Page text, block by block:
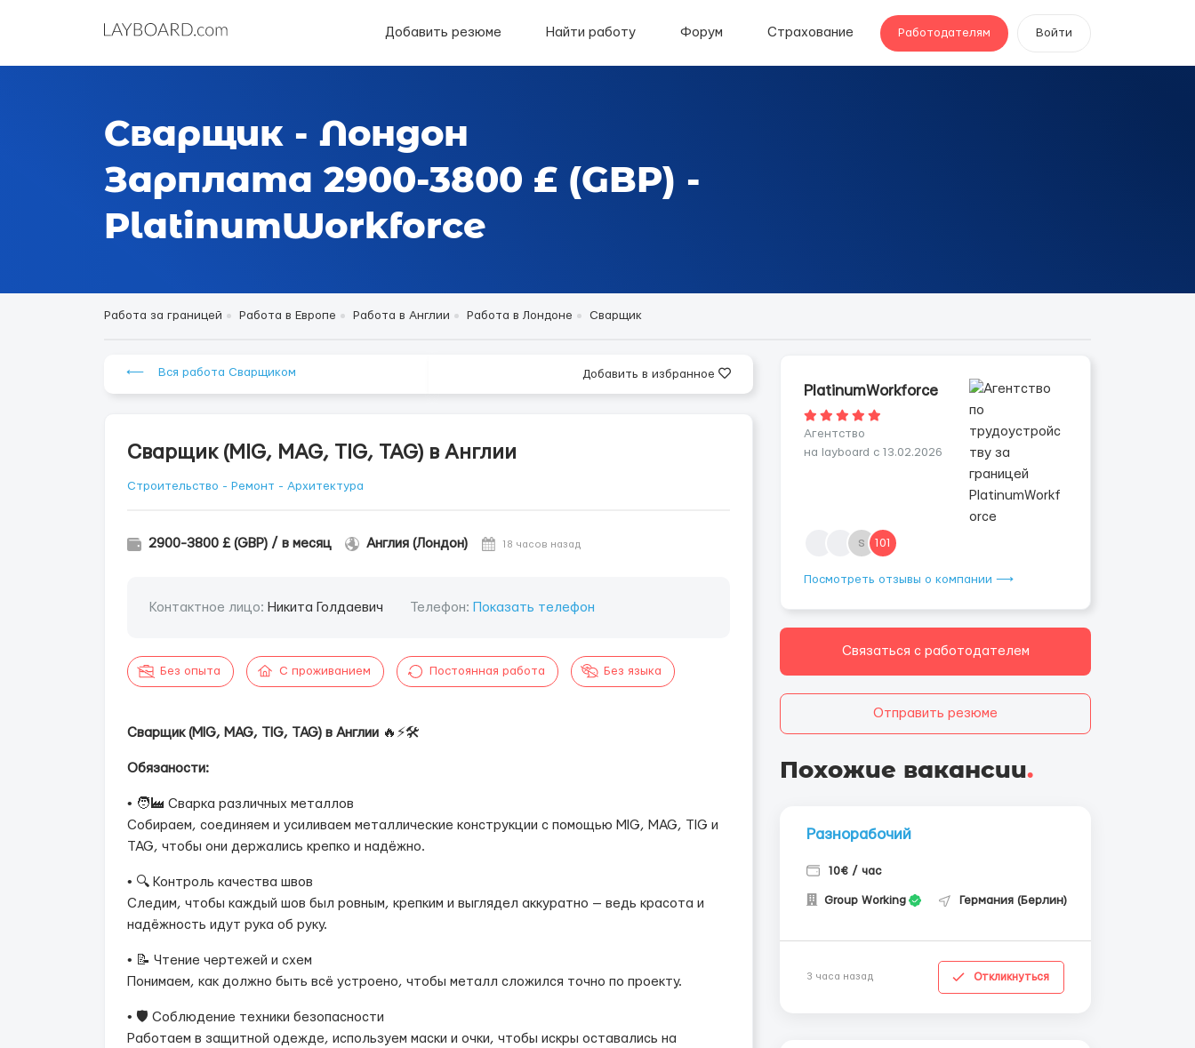
Добавить резюме Найти работу Форум Страхование Работодателям Войти
Сварщик - Лондон
Зарплата 2900-3800 £ (GBP) -
PlatinumWorkforce
Работа за границей Работа в Европе Работа в Англии Работа в Лондоне Сварщик
⟵ Вся работа Сварщиком Добавить в избранное
Сварщик (MIG, MAG, TIG, TAG) в Англии
Строительство - Ремонт - Архитектура
2900-3800 £ (GBP) / в месяц Англия (Лондон) 18 часов назад
Контактное лицо: Никита Голдаевич Телефон: Показать телефон
Без опыта С проживанием Постоянная работа Без языка
Сварщик (MIG, MAG, TIG, TAG) в Англии 🔥⚡🛠️
Обязаности:
• 🧑‍🏭 Сварка различных металлов
Собираем, соединяем и усиливаем металлические конструкции с помощью MIG, MAG, TIG и
TAG, чтобы они держались крепко и надёжно.
• 🔍 Контроль качества швов
Следим, чтобы каждый шов был ровным, крепким и выглядел аккуратно — ведь красота и
надёжность идут рука об руку.
• 📝 Чтение чертежей и схем
Понимаем, как должно быть всё устроено, чтобы металл сложился точно по проекту.
• 🛡️ Соблюдение техники безопасности
Работаем в защитной одежде, используем маски и очки, чтобы искры оставались на
PlatinumWorkforce
Агентство
на layboard с 13.02.2026
s 101
Посмотреть отзывы о компании ⟶
Связаться с работодателем
Отправить резюме
Похожие вакансии.
Разнорабочий
10€ / час
Group Working Германия (Берлин)
3 часа назад Откликнуться